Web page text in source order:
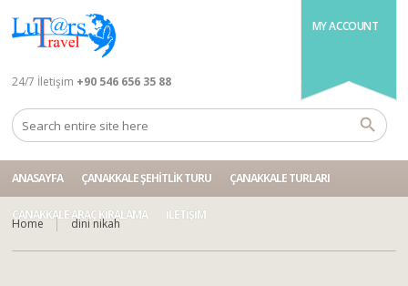
MY ACCOUNT
24/7 İletişim +90 546 656 35 88
ANASAYFA ÇANAKKALE ŞEHITLIK TURU ÇANAKKALE TURLARI
ÇANAKKALE ARAÇ KIRALAMA İLETIŞIM
Home dini nikah